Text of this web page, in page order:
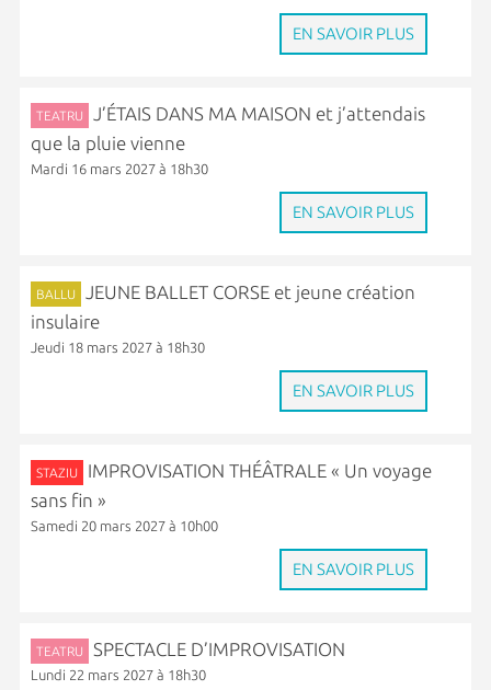
EN SAVOIR PLUS
TEATRU
J’ÉTAIS DANS MA MAISON et j’attendais
que la pluie vienne
Mardi 16 mars 2027 à 18h30
EN SAVOIR PLUS
BALLU
JEUNE BALLET CORSE et jeune création
insulaire
Jeudi 18 mars 2027 à 18h30
EN SAVOIR PLUS
STAZIU
IMPROVISATION THÉÂTRALE « Un voyage
sans fin »
Samedi 20 mars 2027 à 10h00
EN SAVOIR PLUS
TEATRU SPECTACLE D’IMPROVISATION
Lundi 22 mars 2027 à 18h30